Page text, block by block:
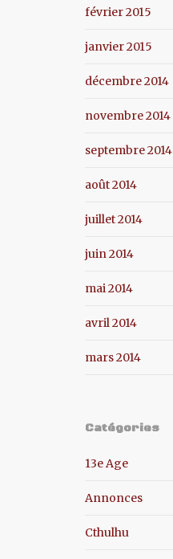
février 2015
janvier 2015
décembre 2014
novembre 2014
septembre 2014
août 2014
juillet 2014
juin 2014
mai 2014
avril 2014
mars 2014
Catégories
13e Age
Annonces
Cthulhu